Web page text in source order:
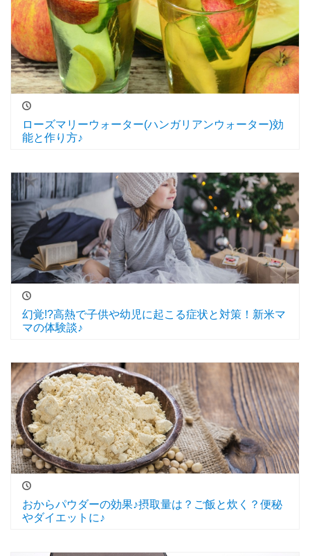
ローズマリーウォーター(ハンガリアンウォーター)効
能と作り方♪
幻覚!?高熱で子供や幼児に起こる症状と対策！新米マ
マの体験談♪
おからパウダーの効果♪摂取量は？ご飯と炊く？便秘
やダイエットに♪